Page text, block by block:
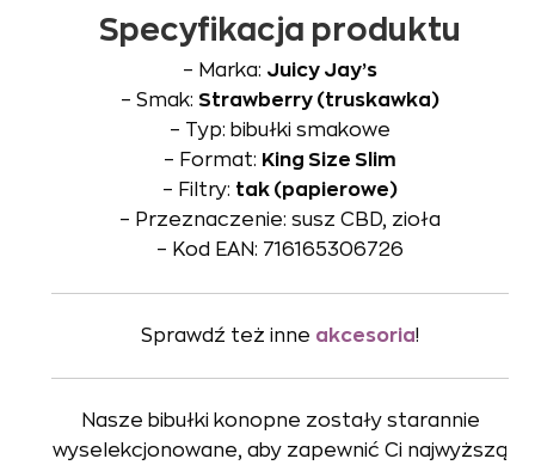
Specyfikacja produktu
– Marka: Juicy Jay’s
– Smak: Strawberry (truskawka)
– Typ: bibułki smakowe
– Format: King Size Slim
– Filtry: tak (papierowe)
– Przeznaczenie: susz CBD, zioła
– Kod EAN: 716165306726
Sprawdź też inne akcesoria!
Nasze bibułki konopne zostały starannie
wyselekcjonowane, aby zapewnić Ci najwyższą